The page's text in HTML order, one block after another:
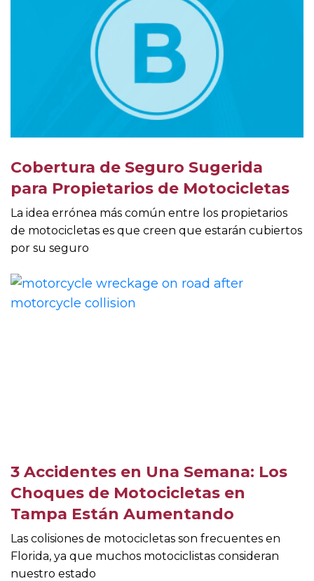
Cobertura de Seguro Sugerida
para Propietarios de Motocicletas
La idea errónea más común entre los propietarios
de motocicletas es que creen que estarán cubiertos
por su seguro
3 Accidentes en Una Semana: Los
Choques de Motocicletas en
Tampa Están Aumentando
Las colisiones de motocicletas son frecuentes en
Florida, ya que muchos motociclistas consideran
nuestro estado